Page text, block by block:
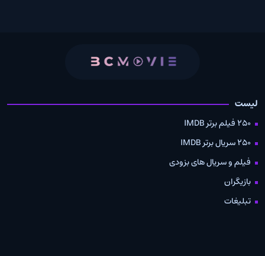
لیست
250 فیلم برتر IMDB
250 سریال برتر IMDB
فیلم و سریال های بزودی
بازیگران
تبلیغات